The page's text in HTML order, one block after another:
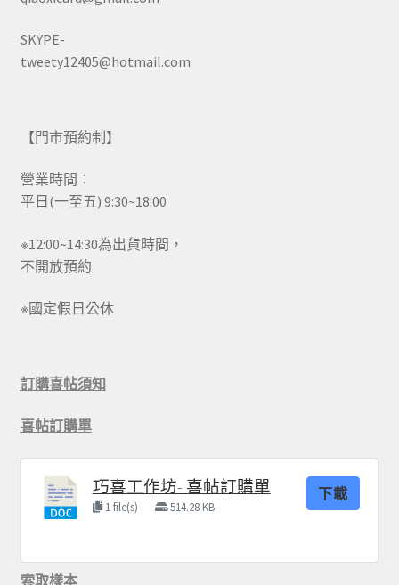
SKYPE-
tweety12405@hotmail.com
【門市預約制】
營業時間：
平日(一至五) 9:30~18:00
※12:00~14:30為出貨時間，
不開放預約
※國定假日公休
訂購喜帖須知
喜帖訂購單
巧喜工作坊- 喜帖訂購單
1 file(s) 514.28 KB
下載
索取樣本